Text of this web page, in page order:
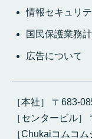
情報セキュリ
国民保護業務
広告について
［本社］ 〒683-
［センタービル
［Chukaiコムコム